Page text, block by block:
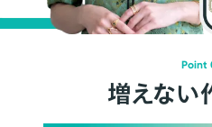
Point
増えない